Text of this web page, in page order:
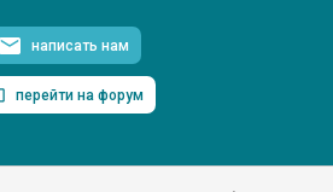
написать нам
перейти на форум